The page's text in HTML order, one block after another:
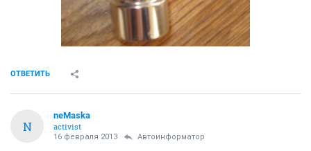
ОТВЕТИТЬ
N
neMaska
activist
16 февраля 2013 Автоинформатор